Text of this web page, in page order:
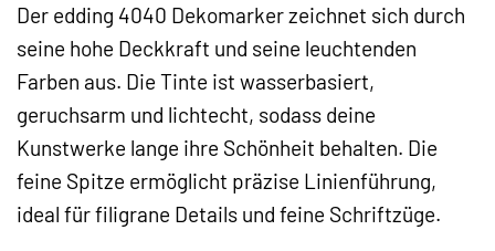
Der edding 4040 Dekomarker zeichnet sich durch
seine hohe Deckkraft und seine leuchtenden
Farben aus. Die Tinte ist wasserbasiert,
geruchsarm und lichtecht, sodass deine
Kunstwerke lange ihre Schönheit behalten. Die
feine Spitze ermöglicht präzise Linienführung,
ideal für filigrane Details und feine Schriftzüge.